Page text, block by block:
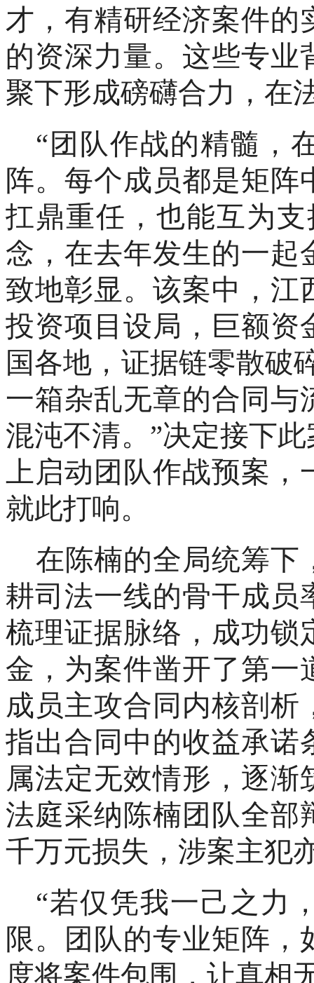
才，有精研经济案件的
的资深力量。这些专业
聚下形成磅礴合力，在
“团队作战的精髓，
阵。每个成员都是矩
扛鼎重任，也能互为
念，在去年发生的一起
致地彰显。该案中，江
投资项目设局，巨额资
国各地，证据链零散破
一箱杂乱无章的合同与
混沌不清。”决定接下
上启动团队作战预案
就此打响。
在陈楠的全局统筹下
耕司法一线的骨干成员
梳理证据脉络，成功锁
金，为案件凿开了第一
成员主攻合同内核剖
指出合同中的收益承诺
属法定无效情形，逐
法庭采纳陈楠团队全部
千万元损失，涉案主犯
“若仅凭我一己之力
限。团队的专业矩阵
度将案件包围，让真相